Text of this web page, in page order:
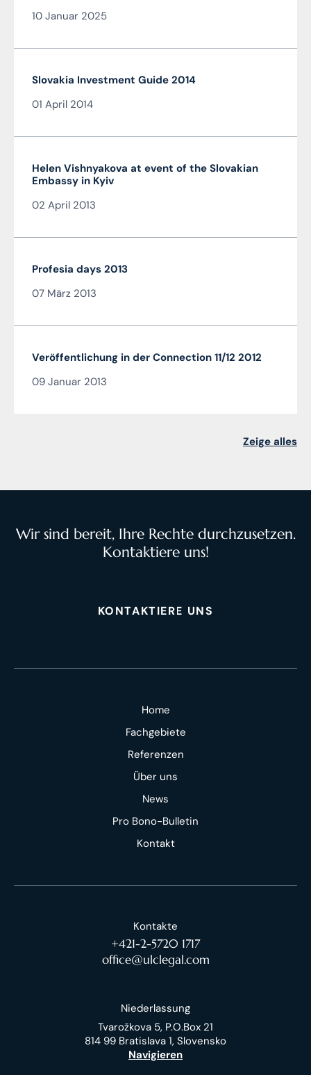
der gesamten EU gültig
10 Januar 2025
Slovakia Investment Guide 2014
01 April 2014
Helen Vishnyakova at event of the Slovakian
Embassy in Kyiv
02 April 2013
Profesia days 2013
07 März 2013
Veröffentlichung in der Connection 11/12 2012
09 Januar 2013
Zeige alles
Wir sind bereit, Ihre Rechte durchzusetzen.
Kontaktiere uns!
KONTAKTIERE UNS
Home
Fachgebiete
Referenzen
Über uns
News
Pro Bono-Bulletin
Kontakt
Kontakte
+421-2-5720 1717
office@ulclegal.com
Niederlassung
Tvarožkova 5, P.O.Box 21
814 99 Bratislava 1, Slovensko
Navigieren